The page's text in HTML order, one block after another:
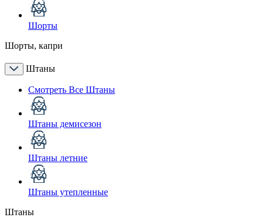
Шорты
Шорты, капри
Штаны
Смотреть Все Штаны
Штаны демисезон
Штаны летние
Штаны утепленные
Штаны